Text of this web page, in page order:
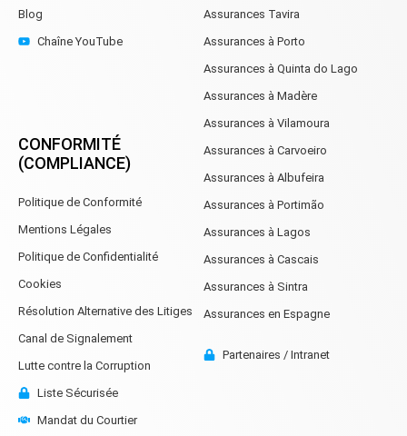
Blog
Chaîne YouTube
CONFORMITÉ
(COMPLIANCE)
Politique de Conformité
Mentions Légales
Politique de Confidentialité
Cookies
Résolution Alternative des Litiges
Canal de Signalement
Lutte contre la Corruption
Liste Sécurisée
Mandat du Courtier
Assurances Tavira
Assurances à Porto
Assurances à Quinta do Lago
Assurances à Madère
Assurances à Vilamoura
Assurances à Carvoeiro
Assurances à Albufeira
Assurances à Portimão
Assurances à Lagos
Assurances à Cascais
Assurances à Sintra
Assurances en Espagne
Partenaires / Intranet